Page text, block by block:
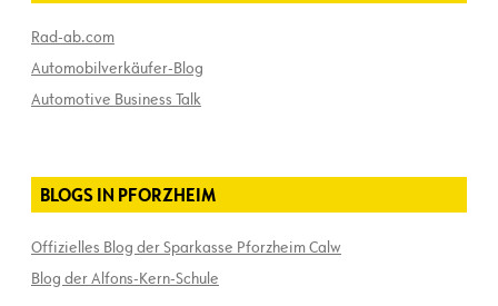
Rad-ab.com
Automobilverkäufer-Blog
Automotive Business Talk
BLOGS IN PFORZHEIM
Offizielles Blog der Sparkasse Pforzheim Calw
Blog der Alfons-Kern-Schule